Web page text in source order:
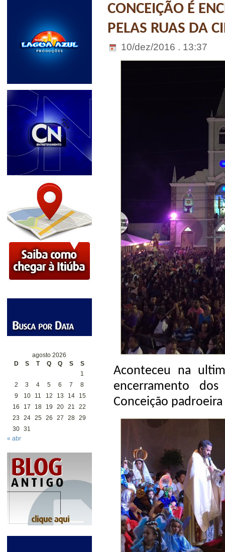
agosto 2026
D
S T Q Q S
S
1
2
3 4 5 6 7
8
9
10 11 12 13 14
15
16
17 18 19 20 21
22
23
24 25 26 27 28 29
30 31
« abr
CONCEIÇÃO É
PELAS RUAS DA
10/dez/2016 . 13:37
Aconteceu na
encerramento
Conceição